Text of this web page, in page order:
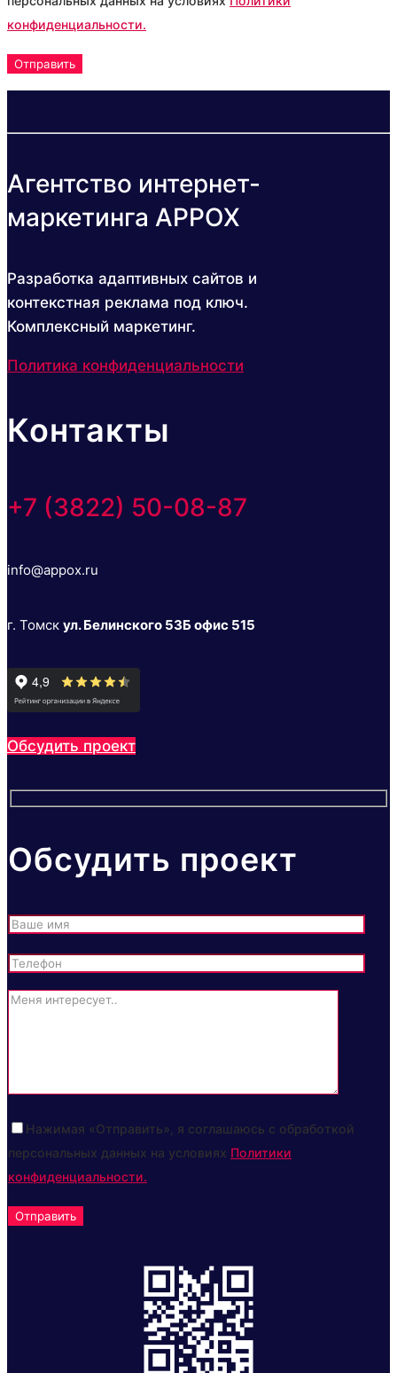
конфиденциальности.
Агентство интернет-
маркетинга APPOX
Разработка адаптивных сайтов и
контекстная реклама под ключ.
Комплексный маркетинг.
Политика конфиденциальности
Контакты
+7 (3822) 50-08-87
info@appox.ru
г. Томск ул. Белинского 53Б офис 515
Обсудить проект
Обсудить проект
Нажимая «Отправить», я соглашаюсь с обработкой
персональных данных на условиях Политики
конфиденциальности.